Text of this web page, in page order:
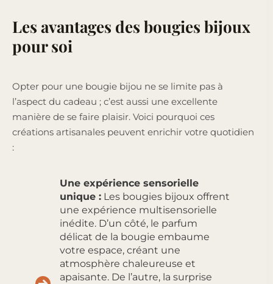
Les avantages des bougies bijoux
pour soi
Opter pour une bougie bijou ne se limite pas à
l’aspect du cadeau ; c’est aussi une excellente
manière de se faire plaisir. Voici pourquoi ces
créations artisanales peuvent enrichir votre quotidien
:
Une expérience sensorielle
unique : Les bougies bijoux offrent
une expérience multisensorielle
inédite. D’un côté, le parfum
délicat de la bougie embaume
votre espace, créant une
atmosphère chaleureuse et
apaisante. De l’autre, la surprise